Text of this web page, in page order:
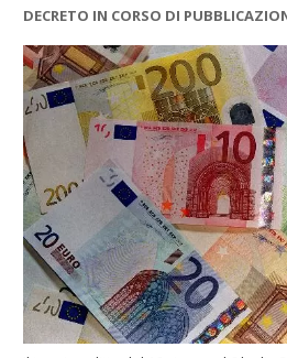
DECRETO IN CORSO DI